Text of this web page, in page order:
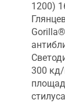
1200)
300 кд/
стилуса